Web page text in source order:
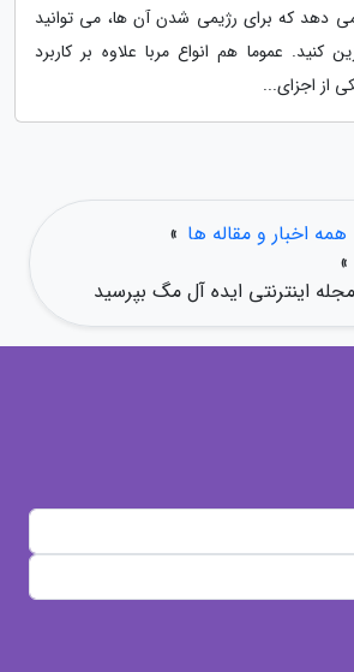
دهد که برای رژیمی شدن آن ها، می توانید
کنید. عموما هم انواع مربا علاوه بر کاربرد
از اجزای...
همه اخبار و مقاله ها »
»
اینترنتی ایده آل مگ بپرسید